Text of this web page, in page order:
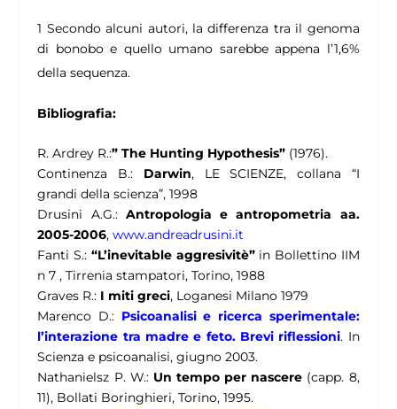
1 Secondo alcuni autori, la differenza tra il genoma
di bonobo e quello umano sarebbe appena l’1,6%
della sequenza.
Bibliografia:
R. Ardrey R.:” The Hunting Hypothesis” (1976).
Continenza B.: Darwin, LE SCIENZE, collana “I
grandi della scienza”, 1998
Drusini A.G.:Antropologia e antropometria aa.
2005-2006,www.andreadrusini.it
Fanti S.: “L’inevitable aggresivitè”in Bollettino IIM
n 7 , Tirrenia stampatori, Torino, 1988
Graves R.: I miti greci, Loganesi Milano 1979
Marenco D.: Psicoanalisi e ricerca sperimentale:
l’interazione tra madre e feto. Brevi riflessioni. In
Scienza e psicoanalisi, giugno 2003.
Nathanielsz P. W.: Un tempo per nascere (capp. 8,
11), Bollati Boringhieri, Torino, 1995.